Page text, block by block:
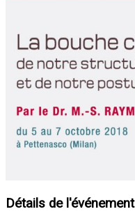
Détails de l'événement